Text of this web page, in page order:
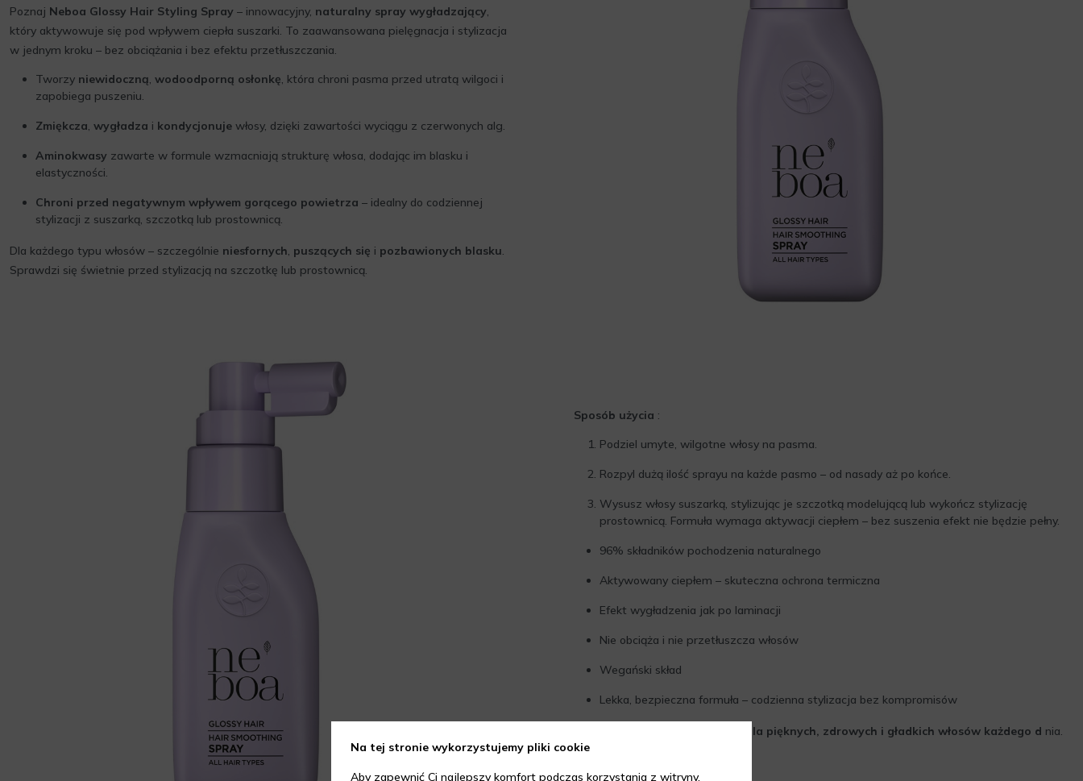
Poznaj Neboa Glossy Hair Styling Spray – innowacyjny, naturalny spray wygładzający,
który aktywowuje się pod wpływem ciepła suszarki. To zaawansowana pielęgnacja i stylizacja
w jednym kroku – bez obciążania i bez efektu przetłuszczania.
Tworzy niewidoczną, wodoodporną osłonkę, która chroni pasma przed utratą wilgoci i
zapobiega puszeniu.
Zmiękcza, wygładza i kondycjonuje włosy, dzięki zawartości wyciągu z czerwonych alg.
Aminokwasy zawarte w formule wzmacniają strukturę włosa, dodając im blasku i
elastyczności.
Chroni przed negatywnym wpływem gorącego powietrza – idealny do codziennej
stylizacji z suszarką, szczotką lub prostownicą.
Dla każdego typu włosów – szczególnie niesfornych, puszących się i pozbawionych blasku.
Sprawdzi się świetnie przed stylizacją na szczotkę lub prostownicą.
Sposób użycia :
Podziel umyte, wilgotne włosy na pasma.
Rozpyl dużą ilość sprayu na każde pasmo – od nasady aż po końce.
Wysusz włosy suszarką, stylizując je szczotką modelującą lub wykończ stylizację
prostownicą. Formuła wymaga aktywacji ciepłem – bez suszenia efekt nie będzie pełny.
96% składników pochodzenia naturalnego
Aktywowany ciepłem – skuteczna ochrona termiczna
Efekt wygładzenia jak po laminacji
Nie obciąża i nie przetłuszcza włosów
Wegański skład
Lekka, bezpieczna formuła – codzienna stylizacja bez kompromisów
Neboa – Respect the Nature - dla pięknych, zdrowych i gładkich włosów każdego d nia.
Na tej stronie wykorzystujemy pliki cookie
Aby zapewnić Ci najlepszy komfort podczas korzystania z witryny,